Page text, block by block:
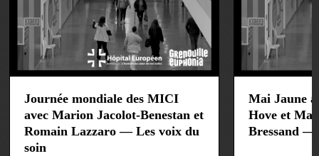
Journée mondiale des MICI
avec Marion Jacolot-Benestan et
Romain Lazzaro — Les voix du
soin
Mai Jaune
Hove et
Bressand —